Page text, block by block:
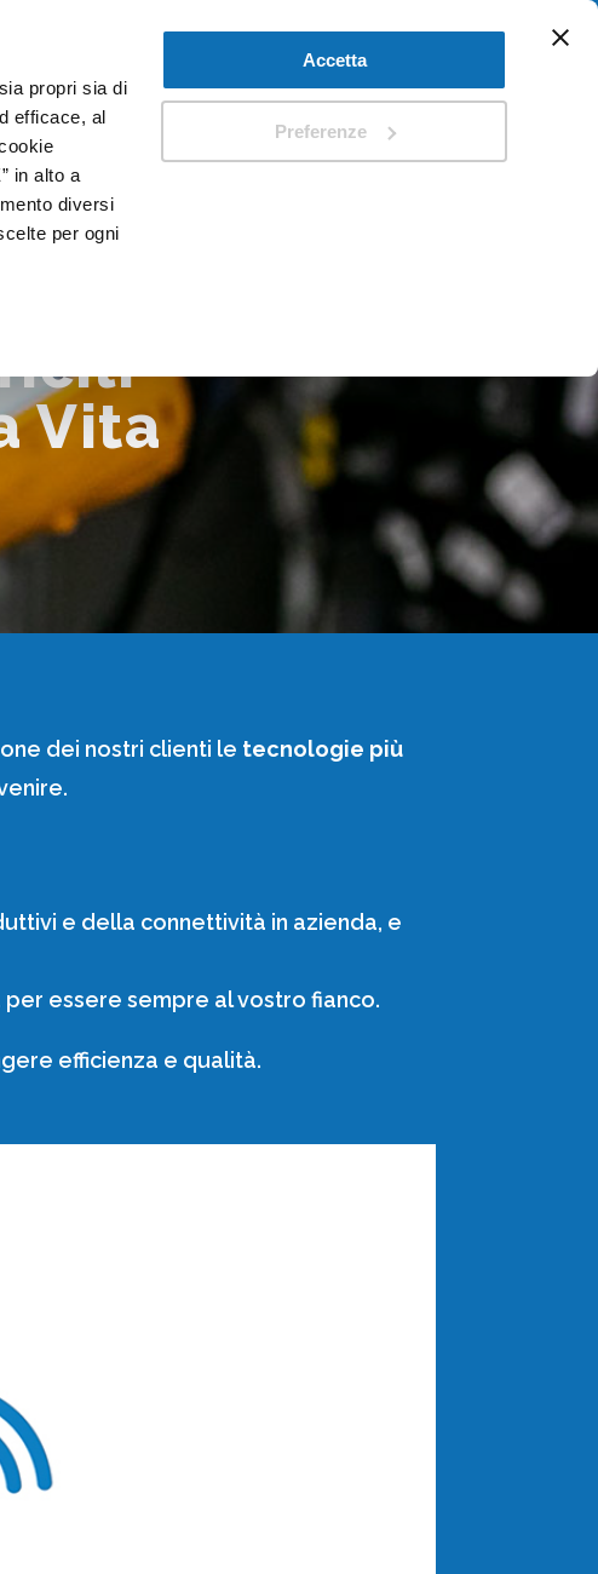
propri sia di
efficace, al
in alto a
diversi
per ogni
Accetta
Preferenze
DOCUMENTI
Vita
dei nostri clienti le tecnologie più
e della connettività in azienda, e
essere sempre al vostro fianco.
efficienza e qualità.